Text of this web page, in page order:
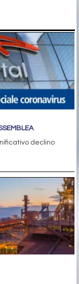
declino